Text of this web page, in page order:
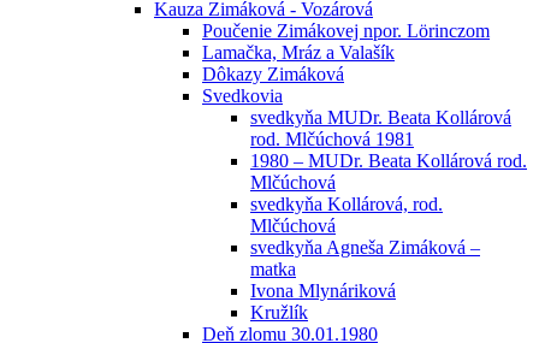
Kauza Zimáková - Vozárová
Poučenie Zimákovej npor. Lörinczom
Lamačka, Mráz a Valašík
Dôkazy Zimáková
Svedkovia
svedkyňa MUDr. Beata Kollárová
rod. Mlčúchová 1981
1980 – MUDr. Beata Kollárová rod.
Mlčúchová
svedkyňa Kollárová, rod.
Mlčúchová
svedkyňa Agneša Zimáková –
matka
Ivona Mlynáriková
Kružlík
Deň zlomu 30.01.1980